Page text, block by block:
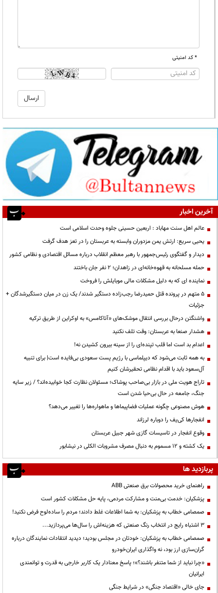
* کد امنیتی
آخرین اخبار
عالم اهل سنت مهاباد : اربعین حسینی جلوه وحدت اسلامی است
یحیی سریع: ارتش یمن مزدوران وابسته به عربستان را در تعز هدف گرفت
دیدار و گفتگوی رئیس‌جمهور با رهبر معظم انقلاب درباره مسائل اقتصادی و نظامی کشور
حمله مسلحانه به قهوه‌خانه‌ای در زاهدان؛ ۲ نفر جان باختند
نماینده ای که به دلیل مشکلات مالی موبایلش را فروخت
۵ متهم در پرونده قتل حمیدرضا رجب‌زاده دستگیر شدند/ یک زن در میان دستگیرشدگان +
جزئیات
واشنگتن درحال بررسی انتقال موشک‌های «آتاکامس» به اوکراین از طریق ترکیه
هشدار صنعا به عربستان: وقت تلف نکنید
اعدام بد است اما قلب تپنده‌ای را از سینه بیرون کشیدن نه!
به همه ثابت می‌شود که دیپلماسی با رژیم پست سعودی بی‌فایده است| برای تنبیه
آل‌سعود باید با اقدام نظامی تحقیرشان کنیم
تاراج هویت ملی در بازار بی‌صاحب پوشاک؛ مسئولان نظارت کجا خوابیده‌اند؟ / زیر سایه
جنگ، جامعه در حال بی‌حیا شدن است
هوش مصنوعی چگونه عملیات فضاپیماها و ماهواره‌ها را تغییر می‌دهد؟
انفجارها کی‌یف را دوباره لرزاند
وقوع انفجار در تاسیسات گازی شهر جبیل عربستان
یک کشته و ۱۲ مسموم به دنبال مصرف مشروبات الکلی در نیشابور
پربازدید ها
راهنمای خرید محصولات برق صنعتی ABB
پزشکیان: خدمت بی‌منت و مشارکت مردمی، پایه حل مشکلات کشور است
صمصامی خطاب به پزشکیان: به شما اطلاعات غلط دادند؛ مردم را ساده‌لوح فرض نکنید!
3 اشتباه رایج در انتخاب رنگ صنعتی که هزینه‌اش را سال‌ها می‌پردازید...
صمصامی خطاب به پزشکیان: خودتان در مجلس بودید؛ دیدید انتقادات نمایندگان درباره
گران‌سازی ارز بود، نه واگذاری ایران‌خودرو
«چرا نباید از شما متنفر باشند؟»؛ پاسخ معنادار یک کاربر خارجی به قدرت و توانمندی
ایرانیان
جای خالی «اقتصاد جنگی» در شرایط جنگی